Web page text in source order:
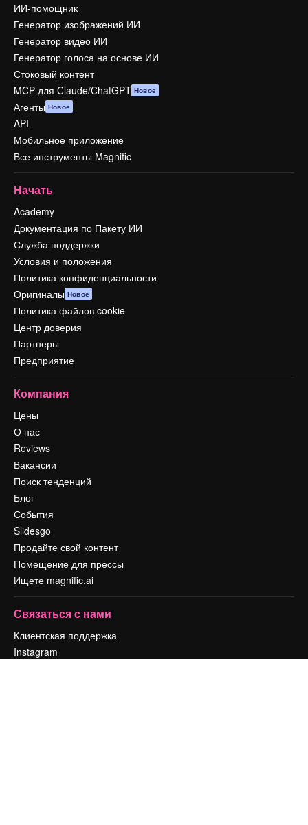
ИИ-помощник
Генератор изображений ИИ
Генератор видео ИИ
Генератор голоса на основе ИИ
Стоковый контент
MCP для Claude/ChatGPT Новое
Агенты Новое
API
Мобильное приложение
Все инструменты Magnific
Начать
Academy
Документация по Пакету ИИ
Служба поддержки
Условия и положения
Политика конфиденциальности
Оригиналы Новое
Политика файлов cookie
Центр доверия
Партнеры
Предприятие
Компания
Цены
О нас
Reviews
Вакансии
Поиск тенденций
Блог
События
Slidesgo
Продайте свой контент
Помещение для прессы
Ищете magnific.ai
Связаться с нами
Клиентская поддержка
Instagram